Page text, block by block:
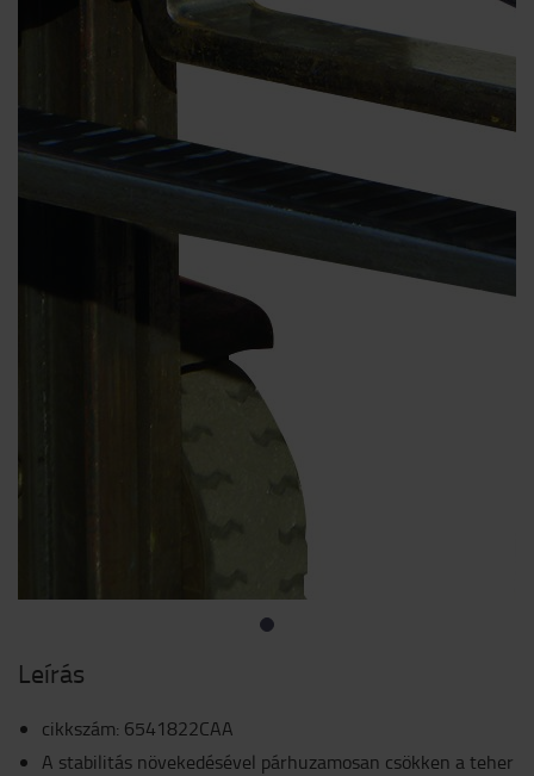
Leírás
cikkszám: 6541822CAA
A stabilitás növekedésével párhuzamosan csökken a teher